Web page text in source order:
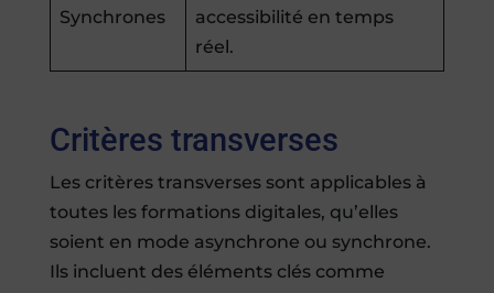
Synchrones
accessibilité en temps
réel.
Critères transverses
Les critères transverses sont applicables à
toutes les formations digitales, qu’elles
soient en mode asynchrone ou synchrone.
Ils incluent des éléments clés comme